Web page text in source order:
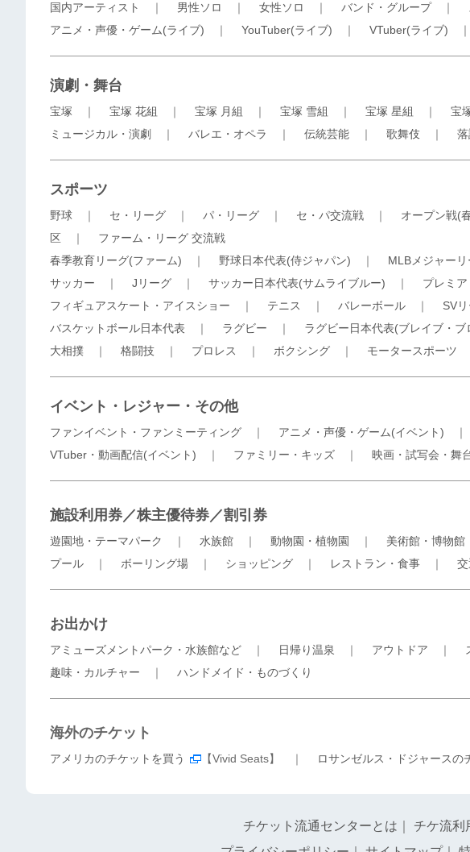
国内アーティスト ｜ 男性ソロ ｜ 女性ソロ ｜ バンド・グループ｜
アニメ・声優・ゲーム(ライブ) ｜ YouTuber(ライブ) ｜ VTuber(ライブ)
演劇・舞台
宝塚 ｜ 宝塚 花組 ｜ 宝塚 月組 ｜ 宝塚 雪組 ｜ 宝塚 星組 ｜ 宝
ミュージカル・演劇
｜ バレエ・オペラ ｜ 伝統芸能 ｜ 歌舞伎 ｜
スポーツ
野球 ｜ セ・リーグ ｜ パ・リーグ ｜ セ・パ交流戦 ｜ オープン戦(
区 ｜ ファーム・リーグ 交流戦
春季教育リーグ(ファーム) ｜ 野球日本代表(侍ジャパン) ｜ MLBメジャー
サッカー ｜ Jリーグ ｜ サッカー日本代表(サムライブルー) ｜ プレミ
フィギュアスケート・アイスショー ｜ テニス ｜ バレーボール ｜ SV
バスケットボール日本代表 ｜ ラグビー ｜ ラグビー日本代表(ブレイブ・ブ
大相撲 ｜ 格闘技 ｜ プロレス ｜ ボクシング ｜ モータースポーツ
イベント・レジャー・その他
ファンイベント・ファンミーティング ｜ アニメ・声優・ゲーム(イベント)
VTuber・動画配信(イベント) ｜ ファミリー・キッズ ｜ 映画・試写会・舞
施設利用券／株主優待券／割引券
遊園地・テーマパーク ｜ 水族館 ｜ 動物園・植物園 ｜ 美術館・博物館
プール ｜ ボーリング場 ｜ ショッピング ｜ レストラン・食事 ｜ 交
お出かけ
アミューズメントパーク・水族館など ｜ 日帰り温泉 ｜ アウトドア ｜
趣味・カルチャー ｜ ハンドメイド・ものづくり
海外のチケット
アメリカのチケットを買う 【Vivid Seats】 ｜ ロサンゼルス・ドジャースの
チケット流通センターとは チケ流利